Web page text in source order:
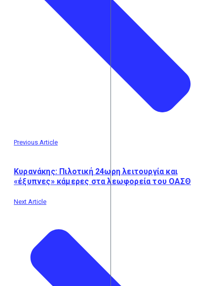
Previous Article
Κυρανάκης: Πιλοτική 24ωρη λειτουργία και
«έξυπνες» κάμερες στα λεωφορεία του ΟΑΣΘ
Next Article